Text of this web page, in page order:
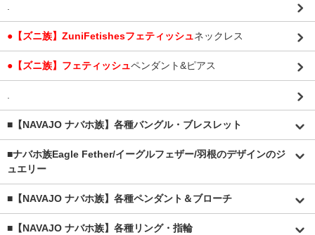
.
●【ズニ族】ZuniFetishesフェティッシュネックレス
●【ズニ族】フェティッシュペンダント&ピアス
.
■【NAVAJO ナバホ族】各種バングル・ブレスレット
■ナバホ族Eagle Fether/イーグルフェザー/羽根のデザインのジ
ュエリー
■【NAVAJO ナバホ族】各種ペンダント＆ブローチ
■【NAVAJO ナバホ族】各種リング・指輪